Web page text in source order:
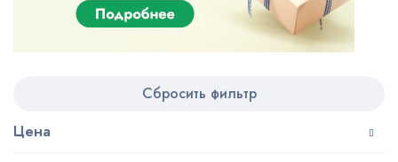
Сбросить фильтр
Цена